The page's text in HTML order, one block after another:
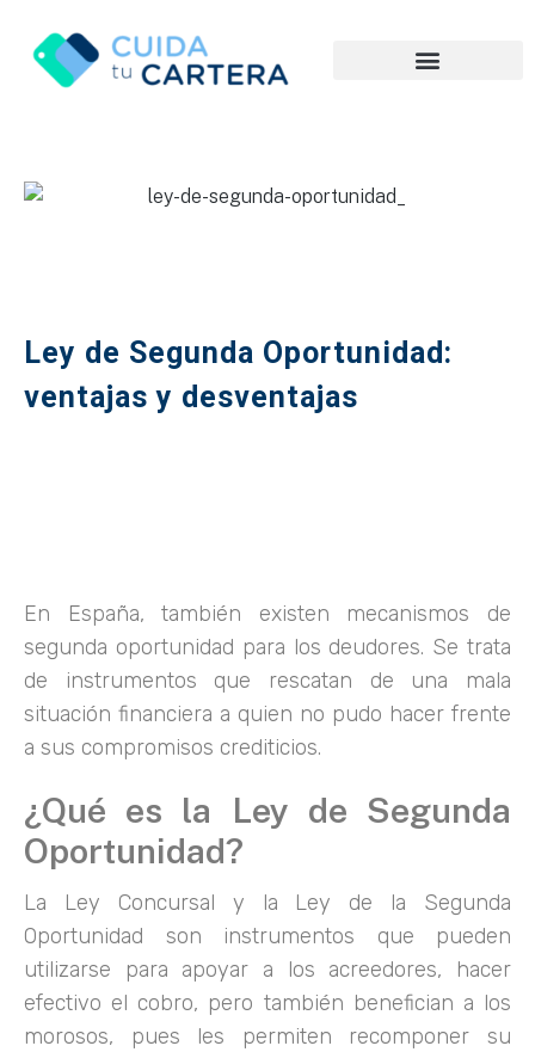
Ley de Segunda Oportunidad:
ventajas y desventajas
En España, también existen mecanismos de
segunda oportunidad para los deudores. Se trata
de instrumentos que rescatan de una mala
situación financiera a quien no pudo hacer frente
a sus compromisos crediticios.
¿Qué es la Ley de Segunda
Oportunidad?
La Ley Concursal y la Ley de la Segunda
Oportunidad son instrumentos que pueden
utilizarse para apoyar a los acreedores, hacer
efectivo el cobro, pero también benefician a los
morosos, pues les permiten recomponer su